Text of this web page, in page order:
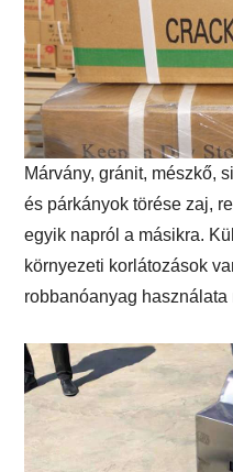
Márvány, gránit, mészkő,
és párkányok törése zaj,
egyik napról a másikra.
környezeti korlátozások
robbanóanyag használata